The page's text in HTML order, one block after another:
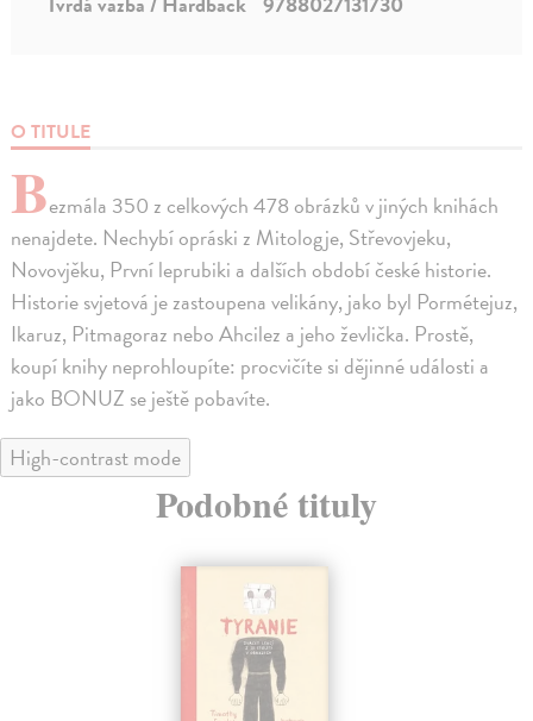
O TITULE
Bezmála 350 z celkových 478 obrázků v jiných knihách
nenajdete. Nechybí opráski z Mitologje, Střevovjeku,
Novovjěku, První leprubiki a dalších období české historie.
Historie svjetová je zastoupena velikány, jako byl Pormétejuz,
Ikaruz, Pitmagoraz nebo Ahcilez a jeho ževlička. Prostě,
koupí knihy neprohloupíte: procvičíte si dějinné události a
jako BONUZ se ještě pobavíte.
High-contrast mode
Podobné tituly